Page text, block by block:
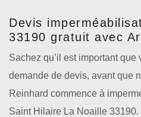
Devis
33190 gratuit avec
Sachez qu’il est important
demande de devis, avant que
Reinhard commence à
Saint Hilaire La Noaille 33190.